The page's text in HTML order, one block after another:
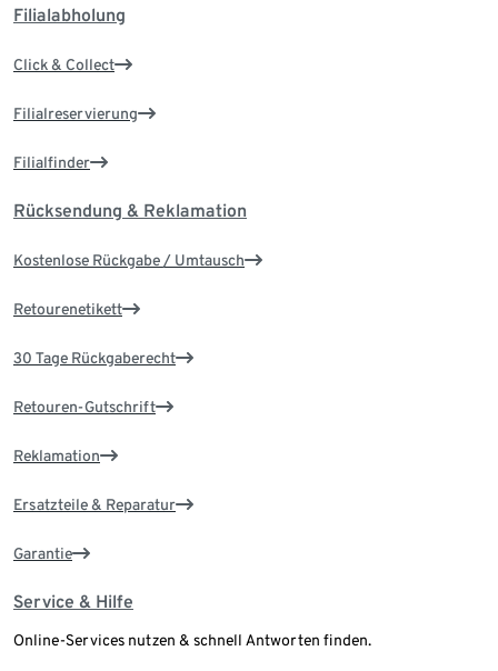
Filialabholung
Click & Collect
Filialreservierung
Filialfinder
Rücksendung & Reklamation
Kostenlose Rückgabe / Umtausch
Retourenetikett
30 Tage Rückgaberecht
Retouren-Gutschrift
Reklamation
Ersatzteile & Reparatur
Garantie
Service & Hilfe
Online-Services nutzen & schnell Antworten finden.